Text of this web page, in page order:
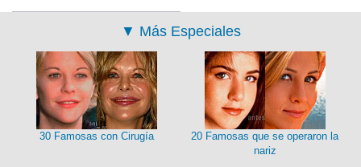
▼ Más Especiales
30 Famosas con Cirugía
20 Famosas que se operaron la
nariz